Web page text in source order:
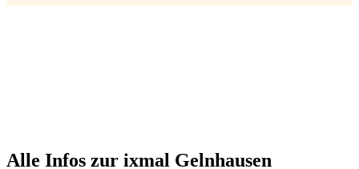
Alle Infos zur ixmal Gelnhausen